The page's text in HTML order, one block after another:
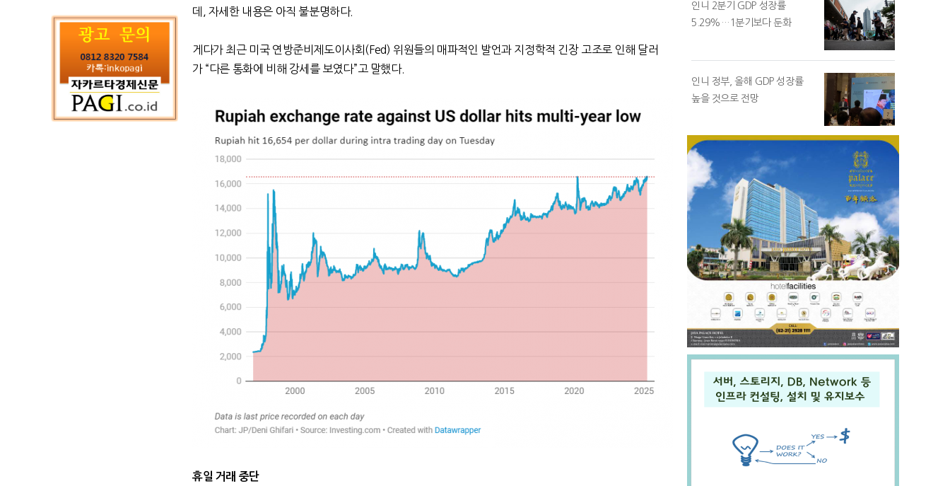
데
자세한 내용은 아직 불분명하다.
게다가 최근 미국 연방준비제도이사회 (Fed) 위원들의 매파적인 발언과 지정학적 긴장 고조로 인해 달러
가“다른 통화에 비해 강세를 보였다” 고 말했다.
휴일 거래 중단
인니 2분기 GDP 성장률
5.29%…1분기보다 둔화
인니 정부, 올해 GDP 성장률
높을 것으로 전망